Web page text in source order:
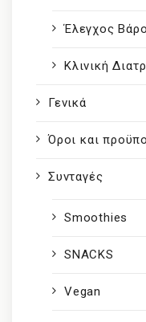
Έλεγχος
Κλινική
Γενικά
Όροι και
Συνταγές
Smoothies
SNACKS
Vegan